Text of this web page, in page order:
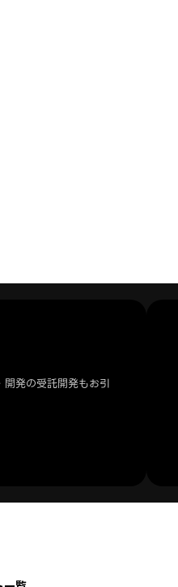
発の受託開発もお引